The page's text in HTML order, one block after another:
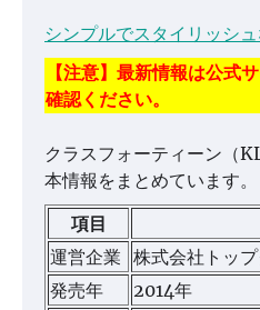
シンプルでスタイリッシ
【注意】最新情報は公式
確認ください。
クラスフォーティーン（
本情報をまとめています。
項目
運営企業 株式会社トッ
発売年
2014年